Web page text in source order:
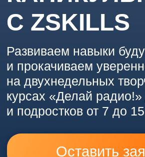
Оставить заявку
Скачать программу
Развиваем навыки будущего
и прокачиваем уверенность в
на двухнедельных творческих
и подростков от 7 до 15 лет.